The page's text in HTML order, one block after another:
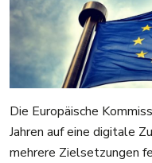
Die Europäische
Jahren auf eine digitale
mehrere Zielsetzungen